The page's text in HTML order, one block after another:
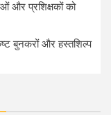
और प्रशिक्षकों को
बुनकरों और हस्तशिल्प